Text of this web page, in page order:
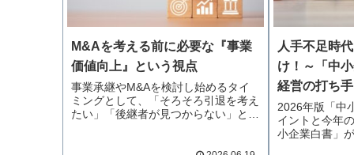
M&Aを考える前に必要な『事業
価値向上』という視点
事業承継やM&Aを検討し始めるタイ
ミングとして、「そろそろ引退を考え
たい」「後継者が見つからない」と…
人手不足時
け！～「中
経営の打ち
2026年版「中
イントと今年
小企業白書」